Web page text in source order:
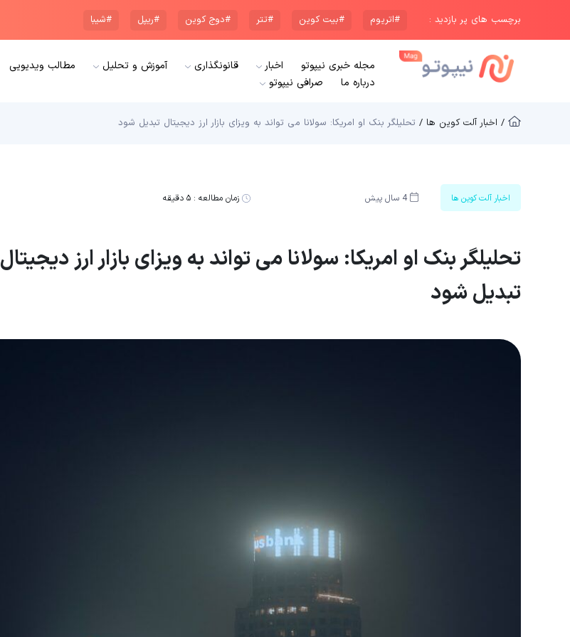
برچسب های پر بازدید : #اتریوم #بیت کوین #تتر #دوج کوین #ریپل #شیبا
مجله خبری نیپوتو اخبار قانونگذاری آموزش و تحلیل
مطالب ویدیویی
درباره ما
صرافی نیپوتو
/ اخبار آلت کوین ها / تحلیلگر بنک او امریکا: سولانا می تواند به ویزای بازار ارز دیجیتال تبدیل شود
اخبار آلت کوین ها 4 سال پیش زمان مطالعه :۵ دقیقه
تحلیلگر بنک او امریکا: سولانا می تواند به ویزای بازار ارز دیجیتال
تبدیل شود